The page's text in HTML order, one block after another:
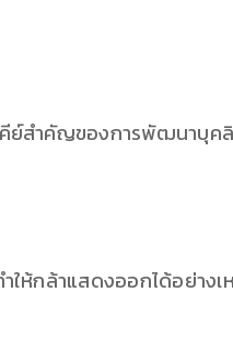
ย์สำคัญของการพัฒนาบุค
ำให้กล้าแสดงออกได้อย่